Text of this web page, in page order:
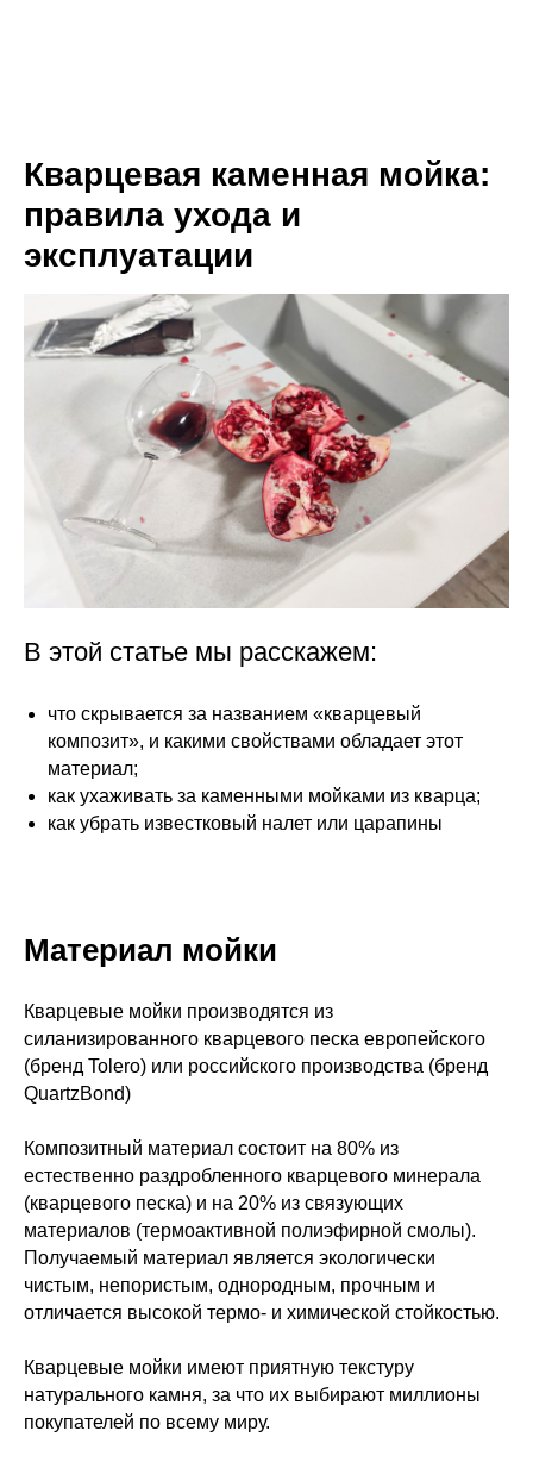
Кварцевая каменная мойка:
правила ухода и
эксплуатации
В этой статье мы расскажем:
что скрывается за названием «кварцевый
композит», и какими свойствами обладает этот
материал;
как ухаживать за каменными мойками из кварца;
как убрать известковый налет или царапины
Материал мойки
Кварцевые мойки производятся из
силанизированного кварцевого песка европейского
(бренд Tolero) или российского производства (бренд
QuartzBond)
Композитный материал состоит на 80% из
естественно раздробленного кварцевого минерала
(кварцевого песка) и на 20% из связующих
материалов (термоактивной полиэфирной смолы).
Получаемый материал является экологически
чистым, непористым, однородным, прочным и
отличается высокой термо- и химической стойкостью.
Кварцевые мойки имеют приятную текстуру
натурального камня, за что их выбирают миллионы
покупателей по всему миру.